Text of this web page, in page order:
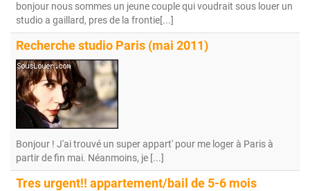
bonjour nous sommes un jeune couple qui voudrait sous louer un
studio a gaillard, pres de la frontie[...]
Recherche studio Paris (mai 2011)
Bonjour ! J'ai trouvé un super appart' pour me loger à Paris à
partir de fin mai. Néanmoins, je [...]
Tres urgent!! appartement/bail de 5-6 mois